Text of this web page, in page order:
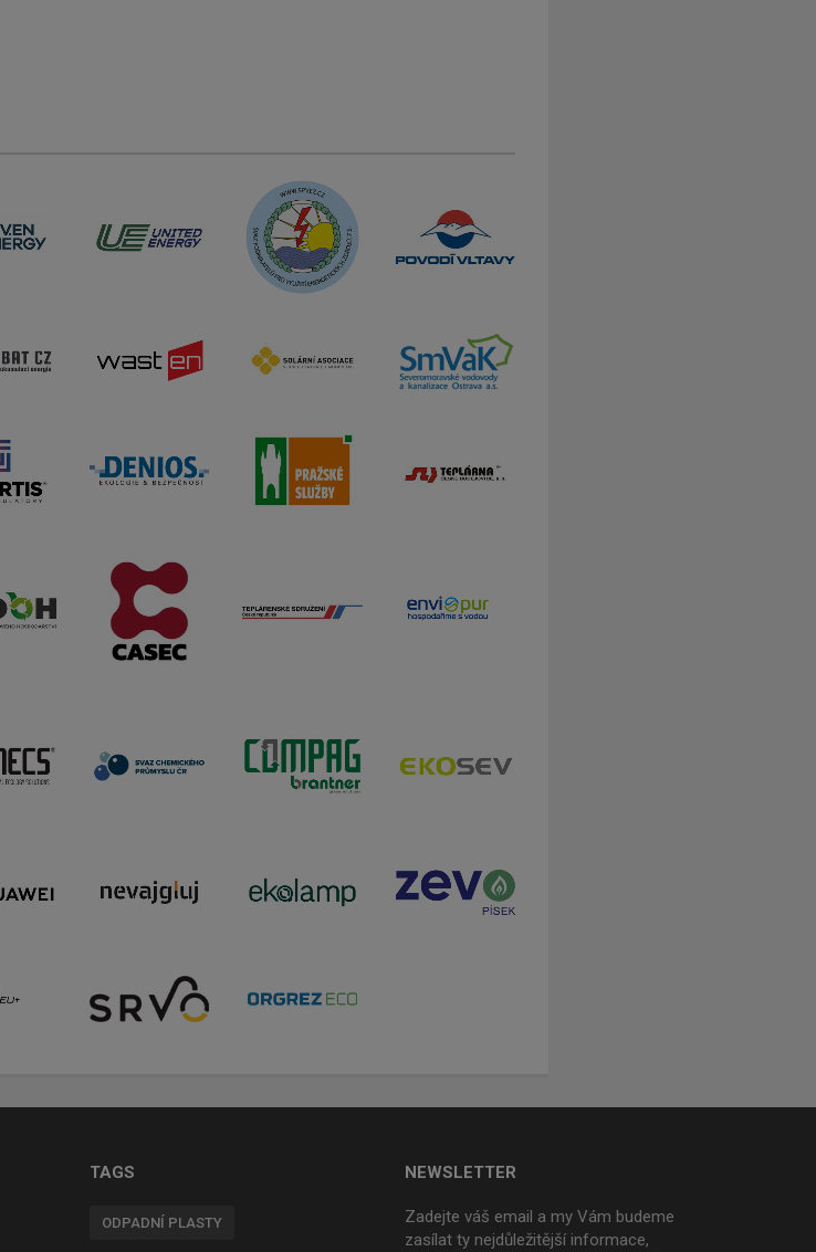
TAGS
ODPADNÍ PLASTY
NEWSLETTER
Zadejte váš email a my Vám budeme
zasílat ty nejdůležitější informace,